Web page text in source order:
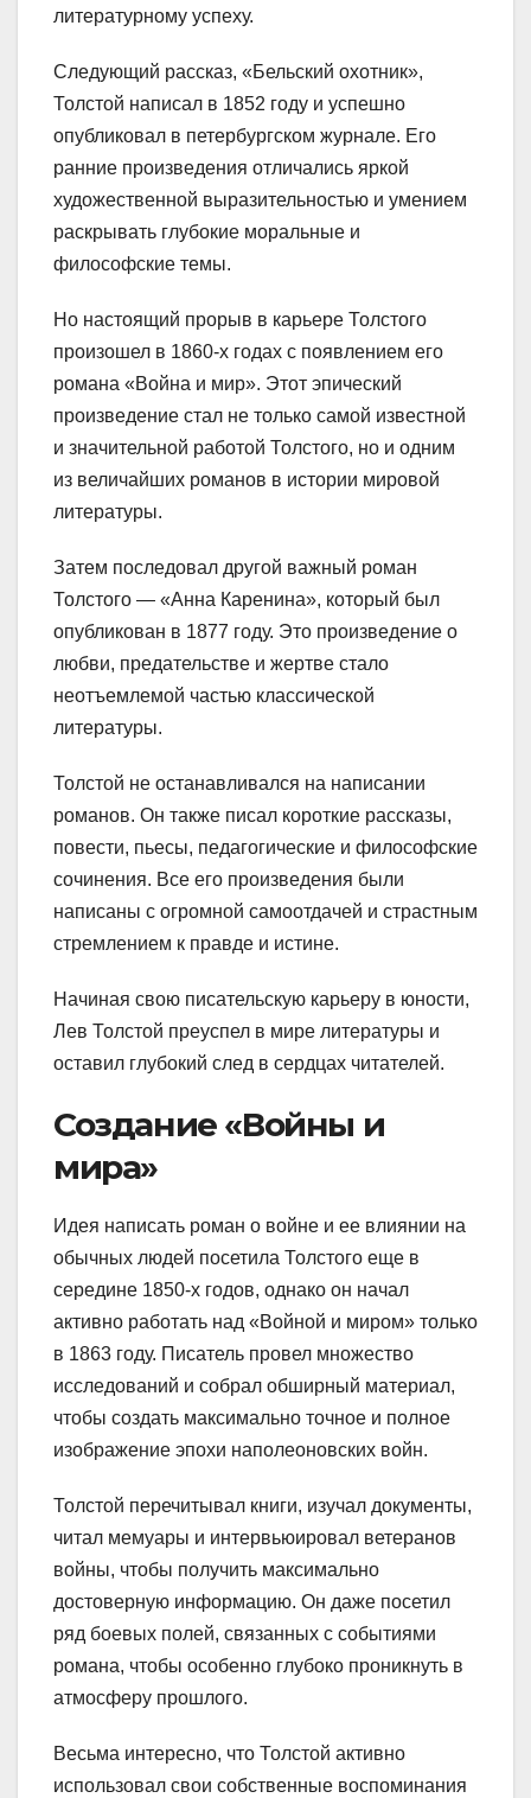
литературному успеху.
Следующий рассказ, «Бельский охотник»,
Толстой написал в 1852 году и успешно
опубликовал в петербургском журнале. Его
ранние произведения отличались яркой
художественной выразительностью и умением
раскрывать глубокие моральные и
философские темы.
Но настоящий прорыв в карьере Толстого
произошел в 1860-х годах с появлением его
романа «Война и мир». Этот эпический
произведение стал не только самой известной
и значительной работой Толстого, но и одним
из величайших романов в истории мировой
литературы.
Затем последовал другой важный роман
Толстого — «Анна Каренина», который был
опубликован в 1877 году. Это произведение о
любви, предательстве и жертве стало
неотъемлемой частью классической
литературы.
Толстой не останавливался на написании
романов. Он также писал короткие рассказы,
повести, пьесы, педагогические и философские
сочинения. Все его произведения были
написаны с огромной самоотдачей и страстным
стремлением к правде и истине.
Начиная свою писательскую карьеру в юности,
Лев Толстой преуспел в мире литературы и
оставил глубокий след в сердцах читателей.
Создание «Войны и
мира»
Идея написать роман о войне и ее влиянии на
обычных людей посетила Толстого еще в
середине 1850-х годов, однако он начал
активно работать над «Войной и миром» только
в 1863 году. Писатель провел множество
исследований и собрал обширный материал,
чтобы создать максимально точное и полное
изображение эпохи наполеоновских войн.
Толстой перечитывал книги, изучал документы,
читал мемуары и интервьюировал ветеранов
войны, чтобы получить максимально
достоверную информацию. Он даже посетил
ряд боевых полей, связанных с событиями
романа, чтобы особенно глубоко проникнуть в
атмосферу прошлого.
Весьма интересно, что Толстой активно
использовал свои собственные воспоминания